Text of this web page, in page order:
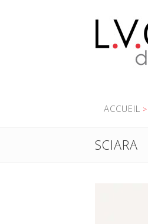
ACCUEIL
SCIARA